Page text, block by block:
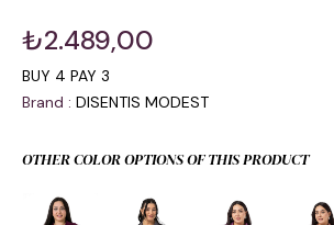
₺2.489,00
BUY 4 PAY 3
Brand : DISENTIS MODEST
OTHER COLOR OPTIONS OF THIS PRODUCT